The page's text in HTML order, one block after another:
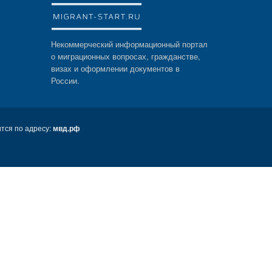
Некоммерческий информационный портал
о миграционных вопросах, гражданстве,
визах и оформлении документов в
России.
по адресу:мвд.рф